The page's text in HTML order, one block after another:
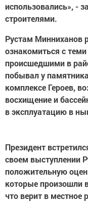
использовались», -
строителями.
Рустам Минниханов
ознакомиться с
происшедшими в
побывал у
комплексе Героев,
восхищение и
в эксплуатацию в
Президент
своем выступлении
положительную
которые произошли
что верит в местное